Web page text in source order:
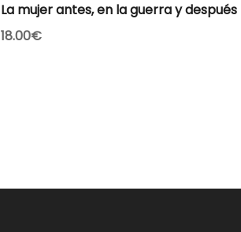
La mujer antes, en la guerra y después
18.00€